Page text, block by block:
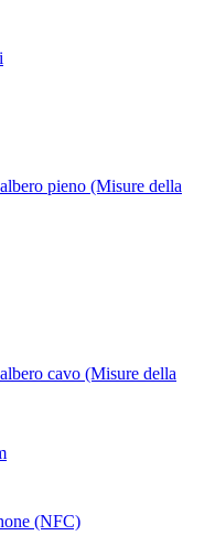
pieno (Misure della
cavo (Misure della
(NFC)